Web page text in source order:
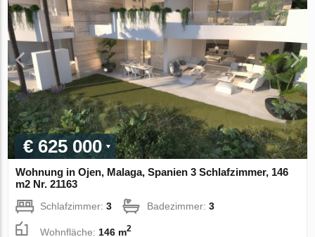
€ 625 000
Wohnung in Ojen, Malaga, Spanien 3 Schlafzimmer, 146
m2 Nr. 21163
Schlafzimmer:3 Badezimmer:3
Wohnfläche: 146 m2